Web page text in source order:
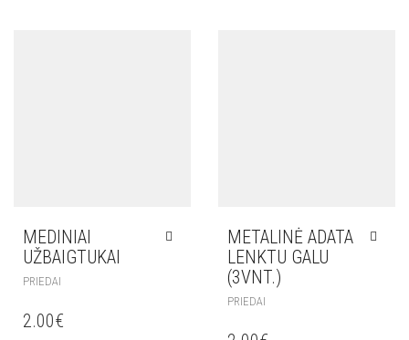
MEDINIAI
UŽBAIGTUKAI
PRIEDAI
2.00€
METALINĖ ADATA
LENKTU GALU
(3VNT.)
PRIEDAI